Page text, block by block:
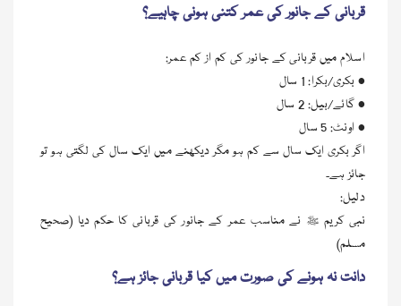
قربانی کے جانور کی عمر کتنی ہونی چاہیے؟
اسلام میں قربانی کے جانور کی کم از کم عمر:
• بکری/بکرا: 1 سال
• گائے/بیل: 2 سال
• اونٹ: 5 سال
اگر بکری ایک سال سے کم ہو مگر دیکھنے میں ایک سال کی لگتی ہو تو
جائز ہے۔
دلیل:
نبی کریم ﷺ نے مناسب عمر کے جانور کی قربانی کا حکم دیا (صحیح
مسلم)
دانت نہ ہونے کی صورت میں کیا قربانی جائز ہے؟